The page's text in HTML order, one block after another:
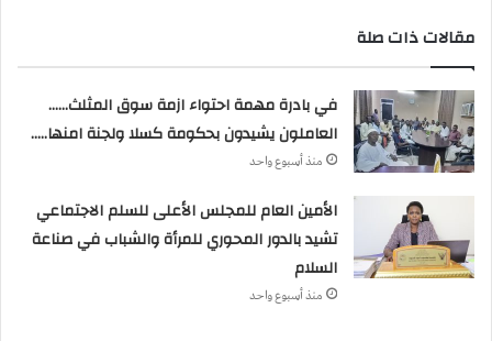
مقالات ذات صلة
في بادرة مهمة احتواء ازمة سوق المثلث……
العاملون يشيدون بحكومة كسلا ولجنة امنها…..
منذ أسبوع واحد
الأمين العام للمجلس الأعلى للسلم الاجتماعي
تشيد بالدور المحوري للمرأة والشباب في صناعة
السلام
منذ أسبوع واحد